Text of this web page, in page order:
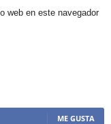
web en este navegador
ME GUSTA